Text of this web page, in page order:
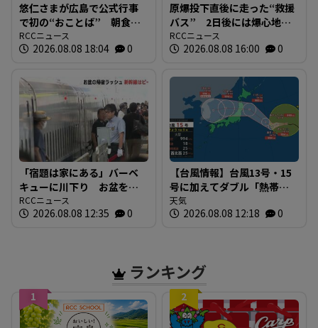
悠仁さまが広島で公式行事
で初の“おことば” 朝食作
りや丸太切りも 福山市で
は博物館を視察
RCCニュース
2026.08.08 18:04 0
原爆投下直後に走った“救援
バス” 2日後には爆心地至
近に路線バスも 戦時下か
ら復興まで支えた“バスの歴
RCCニュース
2026.08.08 16:00 0
「宿題は家にある」バーベ
キューに川下り お盆をふ
るさとで 帰省ラッシュピ
ークで新幹線の下りはほぼ
RCCニュース
2026.08.08 12:35 0
【台風情報】台風13号・15
号に加えてダブル「熱帯低
気圧」発生へ 15号はお盆
に日本直撃か ※18日まで
天気
2026.08.08 12:18 0
ランキング
1 2